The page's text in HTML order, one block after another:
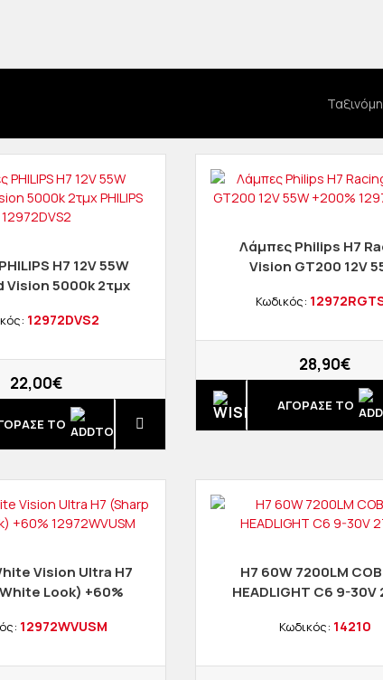
H7 12V 55W
Vision 5000k 2τμχ
12972DVS2
22,00€
ΤΟ
Λάμπες Philips Η7
Vision GT200 12V
Κωδικός:
28,90€
ΑΓΟΡΑΣΈ ΤΟ
Vision Ultra H7
Look) +60%
12972WVUSM
H7 60W 7200LM COB
HEADLIGHT C6 9-30V
Κωδικός: 14210